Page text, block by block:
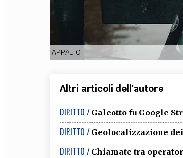
APPALTO
Altri articoli dell'autore
DIRITTO / Galeotto fu Google
DIRITTO / Geolocalizzazione
DIRITTO / Chiamate tra